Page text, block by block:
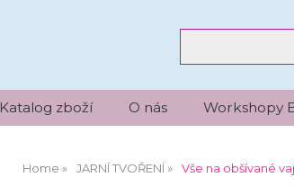
Katalog zboží O nás Workshopy
Home JARNÍ TVOŘENÍ Vše na obšívané